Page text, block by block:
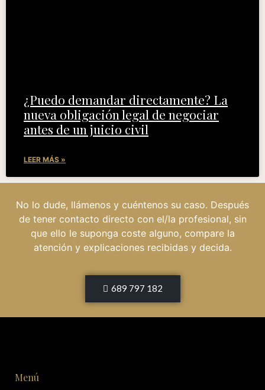
¿Puedo demandar directamente? La
nueva obligación legal de negociar
antes de un juicio civil
LEER MÁS »
No lo dude, llámenos y cuéntenos su caso. Después
de tener contacto directo con el/la profesional, sin
que ello le suponga coste alguno, compare la
atención y explicaciones recibidas y decida.
689 797 182
Menú